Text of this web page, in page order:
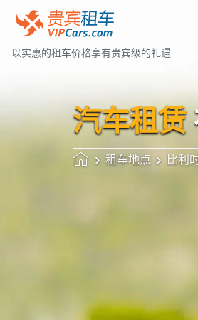
以实惠的租车价格享有贵宾级的礼遇
汽车租赁
租车地点 比利